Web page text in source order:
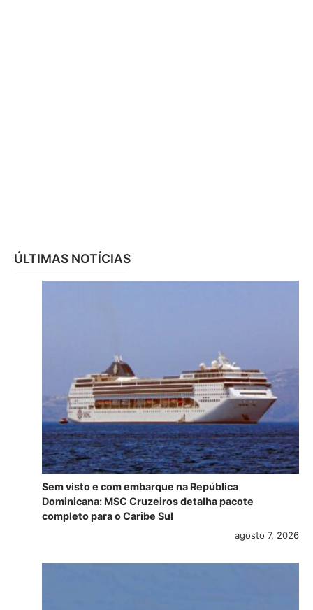
ÚLTIMAS NOTÍCIAS
Sem visto e com embarque na República
Dominicana: MSC Cruzeiros detalha pacote
completo para o Caribe Sul
agosto 7, 2026